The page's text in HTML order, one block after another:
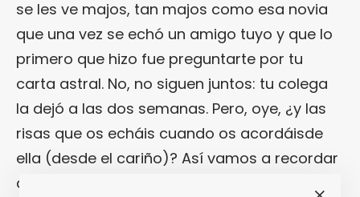
se les ve majos, tan majos como esa novia
que una vez se echó un amigo tuyo y que lo
primero que hizo fue preguntarte por tu
carta astral. No, no siguen juntos: tu colega
la dejó a las dos semanas. Pero, oye, ¿y las
risas que os echáis cuando os acordáisde
ella (desde el cariño)? Así vamos a recordar
a